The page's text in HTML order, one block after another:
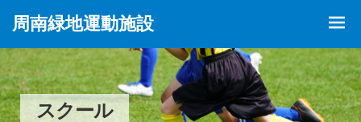
周南緑地運動施設
スクール